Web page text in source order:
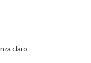
claro